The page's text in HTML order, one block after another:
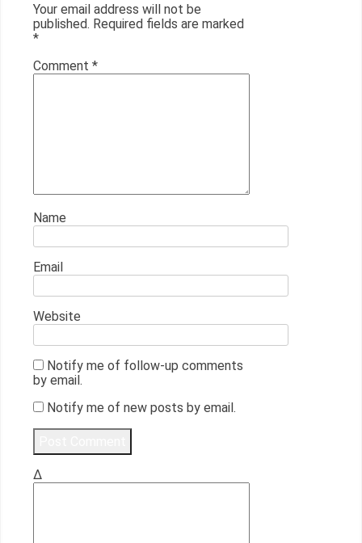
Your email address will not be
published. Required fields are marked
*
Comment *
Name
Email
Website
Notify me of follow-up comments
by email.
Notify me of new posts by email.
Δ